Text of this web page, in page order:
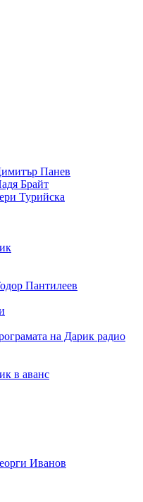
Панев
Брайт
Турийска
Пантилеев
на Дарик радио
в аванс
Иванов